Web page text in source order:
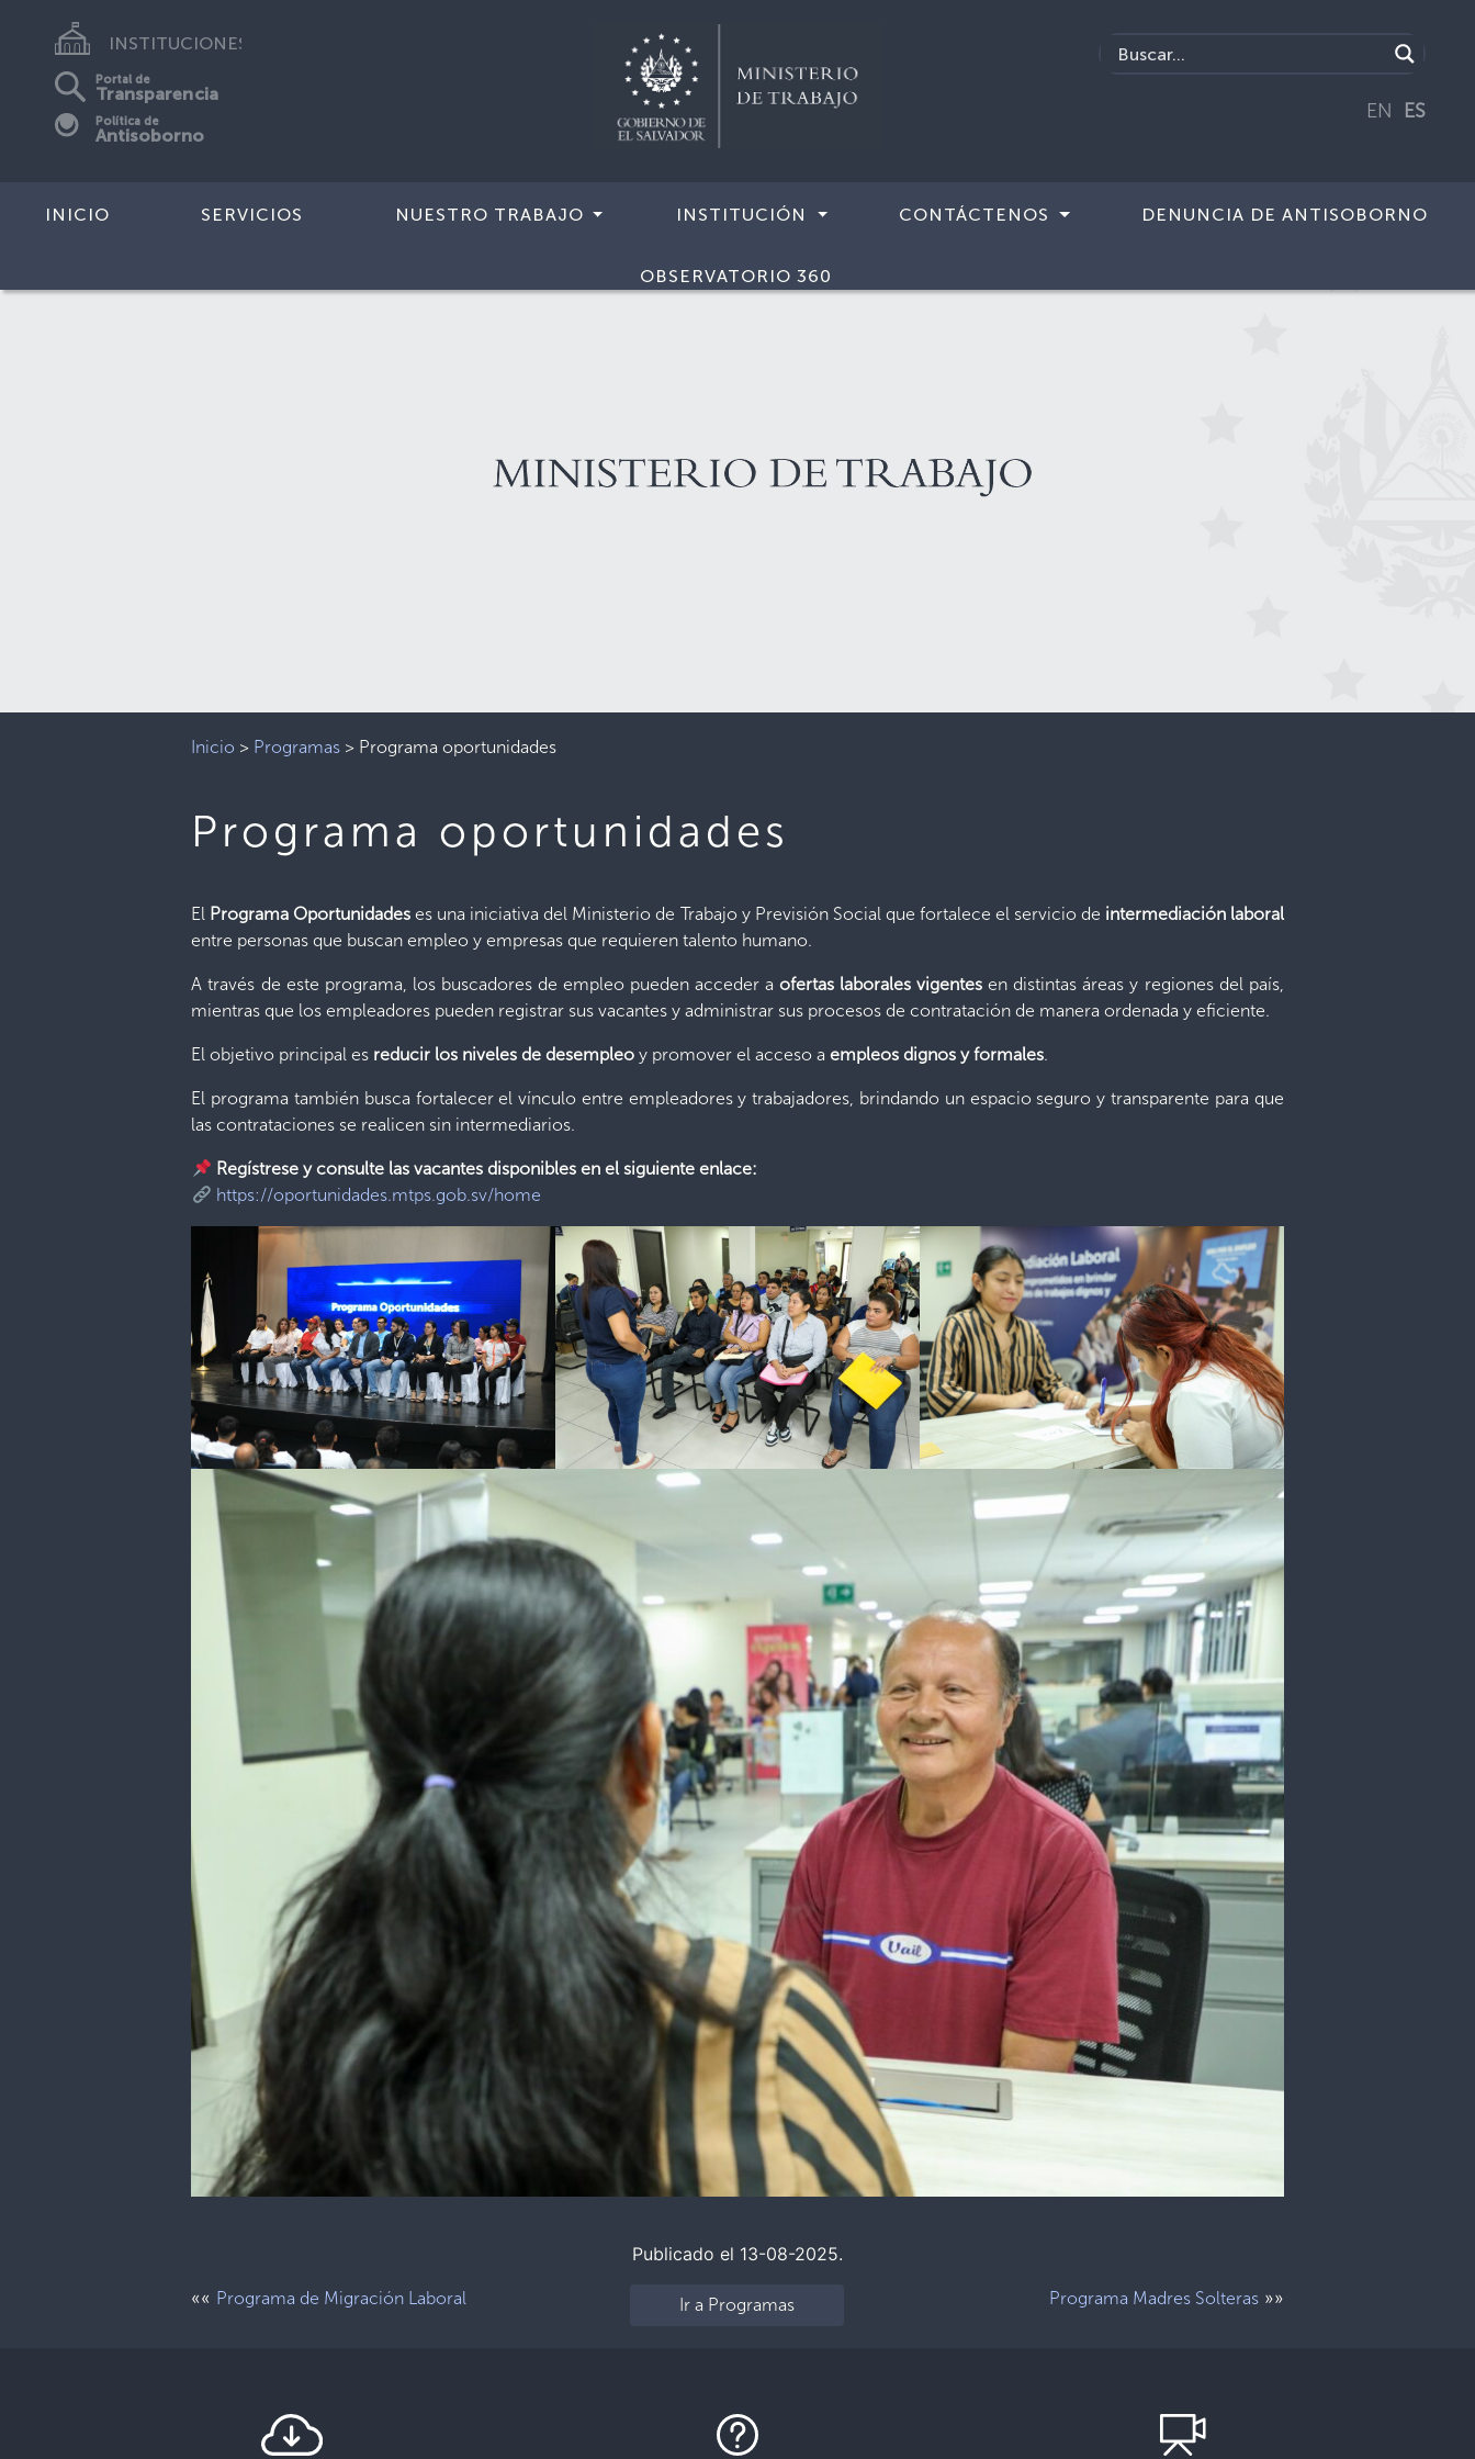
INSTITUCIONES
Portal de
Transparencia
Política de
Antisoborno
EN ES
INICIO SERVICIOS NUESTRO TRABAJO INSTITUCIÓN CONTÁCTENOS DENUNCIA DE ANTISOBORNO
OBSERVATORIO 360
Inicio > Programas > Programa oportunidades
Programa oportunidades
El Programa Oportunidades es una iniciativa del Ministerio de Trabajo y Previsión Social que fortalece el servicio de intermediación laboral
entre personas que buscan empleo y empresas que requieren talento humano.
A través de este programa, los buscadores de empleo pueden acceder aofertas laborales vigentes en distintas áreas y regiones del país,
mientras que los empleadores pueden registrar sus vacantes y administrar sus procesos de contratación de manera ordenada y eficiente.
El objetivo principal es reducir los niveles de desempleo y promover el acceso aempleos dignos y formales.
El programa también busca fortalecer el vínculo entre empleadores y trabajadores, brindando un espacio seguro y transparente para que
las contrataciones se realicen sin intermediarios.
Regístrese y consulte las vacantes disponibles en el siguiente enlace:
https://oportunidades.mtps.gob.sv/home
Publicado el 13-08-2025.
«« Programa de Migración Laboral Ir a Programas Programa Madres Solteras»»